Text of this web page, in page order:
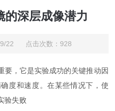
的深层成像潜⼒
9/22 点击次数：928
要，它是实验成功的关键推动因
度和速度。在某些情况下，使
验失败